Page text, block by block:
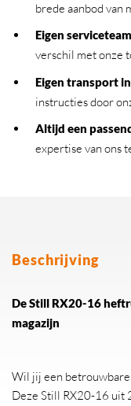
brede aanbod van
Eigen serviceteam
verschil met onze
Eigen transport
instructies door
Altijd een
expertise van ons
Beschrijving
De Still RX20-16
magazijn
Wil jij een
Deze Still RX20-16 uit